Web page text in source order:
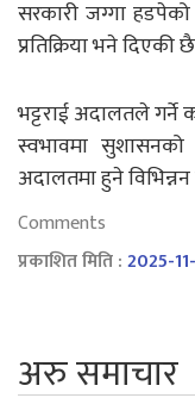
सरकारी जग्गा
प्रतिक्रिया भने दिएकी
भट्टराई अदालतले गर्ने
स्वभावमा सुशासनको
अदालतमा हुने
Comments
प्रकाशित मिति :2025-
अरु समाचार